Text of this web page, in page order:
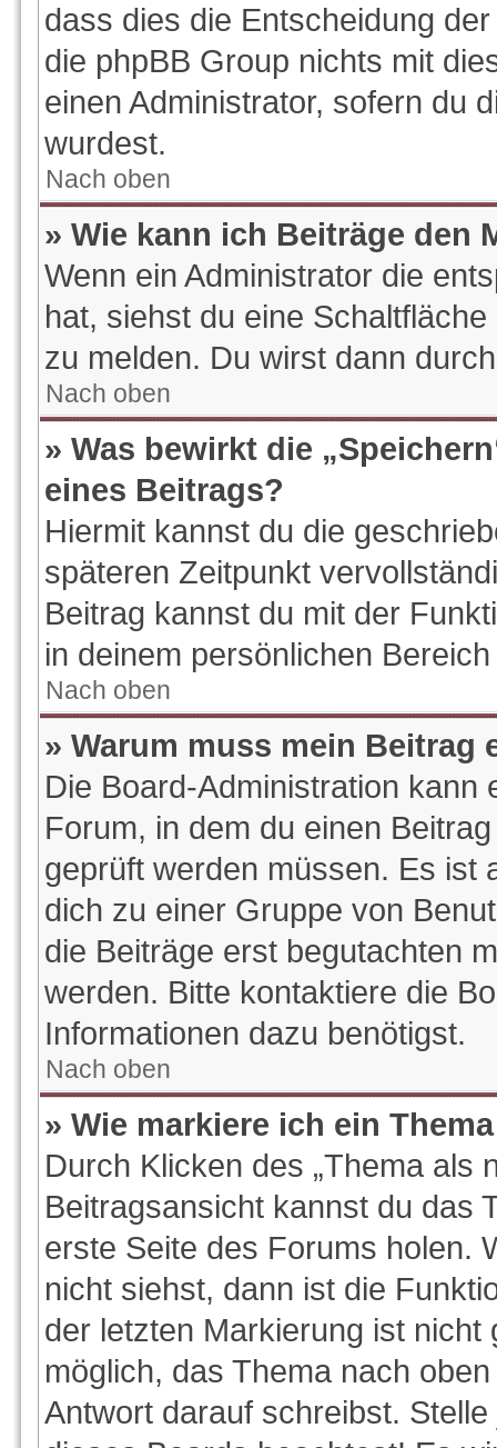
dass dies die Entscheidung
die phpBB Group nichts mit
einen Administrator, sofern du
wurdest.
Nach oben
» Wie kann ich Beiträge den
Wenn ein Administrator die
hat, siehst du eine
zu melden. Du wirst dann
Nach oben
» Was bewirkt die
eines Beitrags?
Hiermit kannst du die
späteren Zeitpunkt
Beitrag kannst du mit der
in deinem persönlichen
Nach oben
» Warum muss mein Beitrag
Die Board-Administration kann
Forum, in dem du einen
geprüft werden müssen. Es ist
dich zu einer Gruppe von
die Beiträge erst begutachten
werden. Bitte kontaktiere die
Informationen dazu benötigst.
Nach oben
» Wie markiere ich ein
Durch Klicken des „Thema als
Beitragsansicht kannst du das
erste Seite des Forums holen.
nicht siehst, dann ist die
der letzten Markierung ist
möglich, das Thema nach
Antwort darauf schreibst.